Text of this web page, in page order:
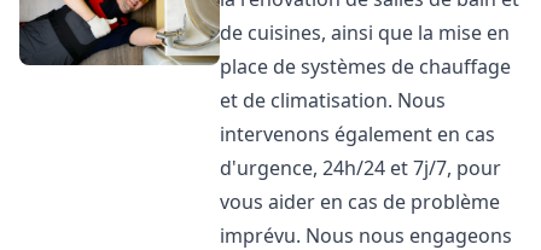
de cuisines, ainsi que la mise en
place de systèmes de chauffage
et de climatisation. Nous
intervenons également en cas
d'urgence, 24h/24 et 7j/7, pour
vous aider en cas de problème
imprévu. Nous nous engageons